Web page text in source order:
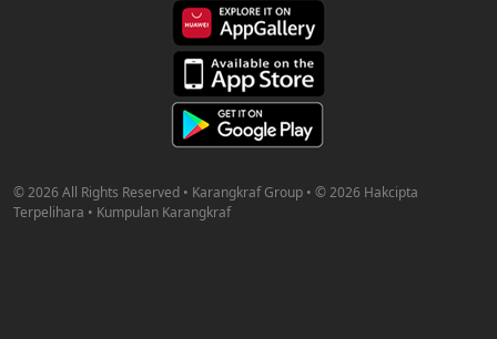
© 2026 All Rights Reserved • Karangkraf Group • © 2026 Hakcipta
Terpelihara • Kumpulan Karangkraf